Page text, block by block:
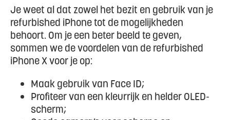
Je weet al dat zowel het bezit en gebruik van je
refurbished iPhone tot de mogelijkheden
behoort. Om je een beter beeld te geven,
sommen we de voordelen van de refurbished
iPhone X voor je op:
Maak gebruik van Face ID;
Profiteer van een kleurrijk en helder OLED-
scherm;